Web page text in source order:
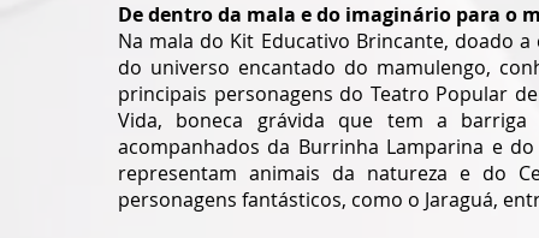
De dentro da mala e do imaginário para o
Na mala do Kit Educativo Brincante, doado
do universo encantado do mamulengo,
principais personagens do Teatro Popular
Vida, boneca grávida que tem a
acompanhados da Burrinha Lamparina e
representam animais da natureza e do
personagens fantásticos, como o Jaraguá,